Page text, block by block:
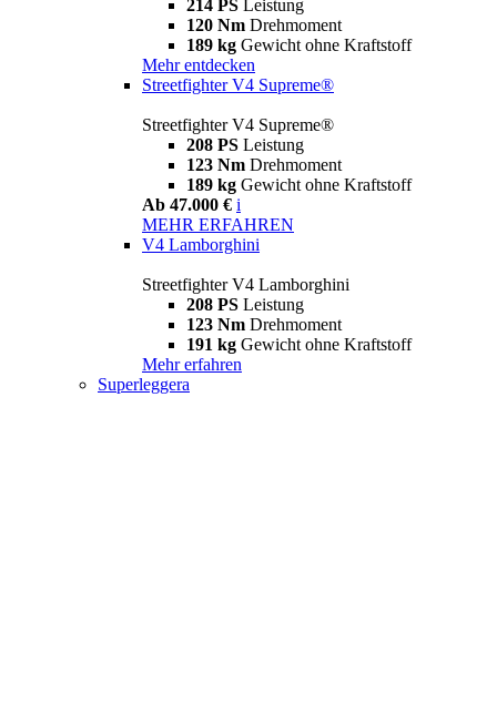
214 PS Leistung
120 Nm Drehmoment
189 kg Gewicht ohne Kraftstoff
Mehr entdecken
Streetfighter V4 Supreme®
Streetfighter V4 Supreme®
208 PS Leistung
123 Nm Drehmoment
189 kg Gewicht ohne Kraftstoff
Ab 47.000 € i
MEHR ERFAHREN
V4 Lamborghini
Streetfighter V4 Lamborghini
208 PS Leistung
123 Nm Drehmoment
191 kg Gewicht ohne Kraftstoff
Mehr erfahren
Superleggera